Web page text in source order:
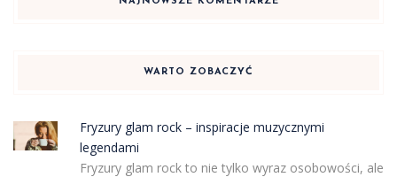
WARTO ZOBACZYĆ
Fryzury glam rock – inspiracje muzycznymi
legendami
Fryzury glam rock to nie tylko wyraz osobowości, ale